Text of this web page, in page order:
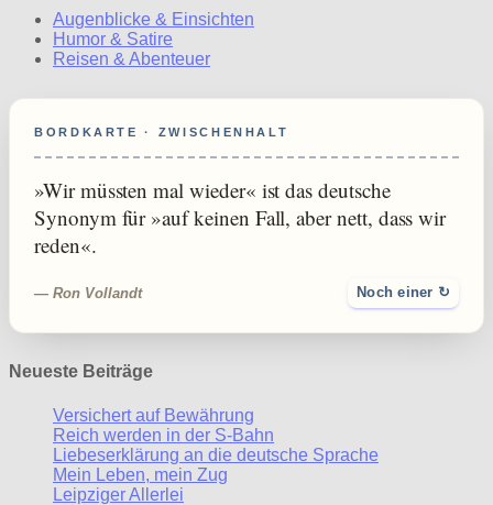
Augenblicke & Einsichten
Humor & Satire
Reisen & Abenteuer
BORDKARTE · ZWISCHENHALT
»Wir müssten mal wieder« ist das deutsche
Synonym für »auf keinen Fall, aber nett, dass wir
reden«.
— Ron Vollandt Noch einer ↻
Neueste Beiträge
Versichert auf Bewährung
Reich werden in der S-Bahn
Liebeserklärung an die deutsche Sprache
Mein Leben, mein Zug
Leipziger Allerlei